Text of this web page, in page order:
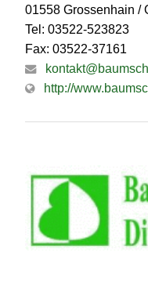
01558 Grossenhain /
Tel: 03522-523823
Fax: 03522-37161
http://